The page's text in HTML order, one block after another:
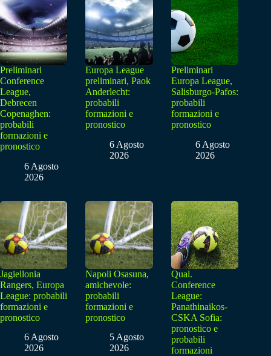
Preliminari
Conference
League,
Debrecen
Copenaghen:
probabili
formazioni e
pronostico
6 Agosto
2026
Europa League
preliminari, Paok
Anderlecht:
probabili
formazioni e
pronostico
6 Agosto
2026
Preliminari
Europa League,
Salisburgo-Pafos:
probabili
formazioni e
pronostico
6 Agosto
2026
Jagiellonia
Rangers, Europa
League: probabili
formazioni e
pronostico
6 Agosto
2026
Napoli Osasuna,
amichevole:
probabili
formazioni e
pronostico
5 Agosto
2026
Qual.
Conference
League:
Panathinaikos-
CSKA Sofia:
pronostico e
probabili
formazioni